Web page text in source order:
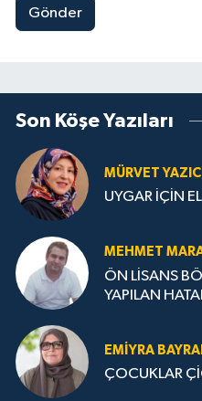
Gönder
Son Köşe Yazıları
MÜRVET
UYGAR İÇİN EL
MEHMET
ÖN LİSANS
YAPILAN
EMIYRA
ÇOCUKLAR